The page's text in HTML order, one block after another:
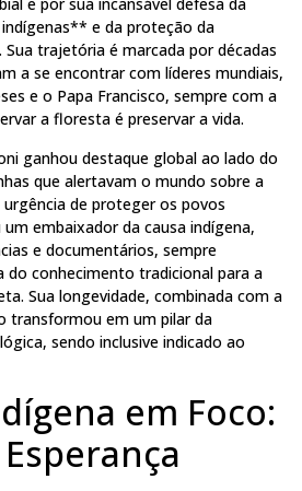
e da proteção da
trajetória é marcada por décadas
a se encontrar com líderes mundiais,
e o Papa Francisco, sempre com a
a floresta é preservar a vida.
ganhou destaque global ao lado do
que alertavam o mundo sobre a
de proteger os povos
embaixador da causa indígena,
e documentários, sempre
do conhecimento tradicional para a
Sua longevidade, combinada com a
transformou em um pilar da
sendo inclusive indicado ao
em Foco: